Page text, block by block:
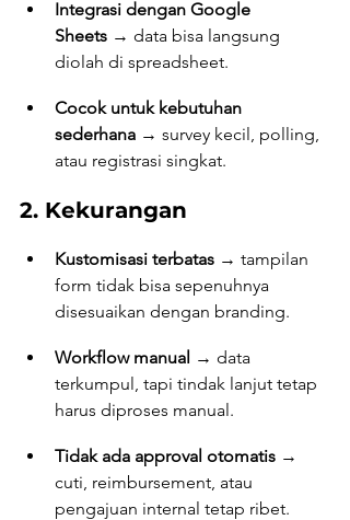
Integrasi dengan Google
Sheets → data bisa langsung
diolah di spreadsheet.
Cocok untuk kebutuhan
sederhana → survey kecil, polling,
atau registrasi singkat.
2. Kekurangan
Kustomisasi terbatas → tampilan
form tidak bisa sepenuhnya
disesuaikan dengan branding.
Workflow manual → data
terkumpul, tapi tindak lanjut tetap
harus diproses manual.
Tidak ada approval otomatis →
cuti, reimbursement, atau
pengajuan internal tetap ribet.